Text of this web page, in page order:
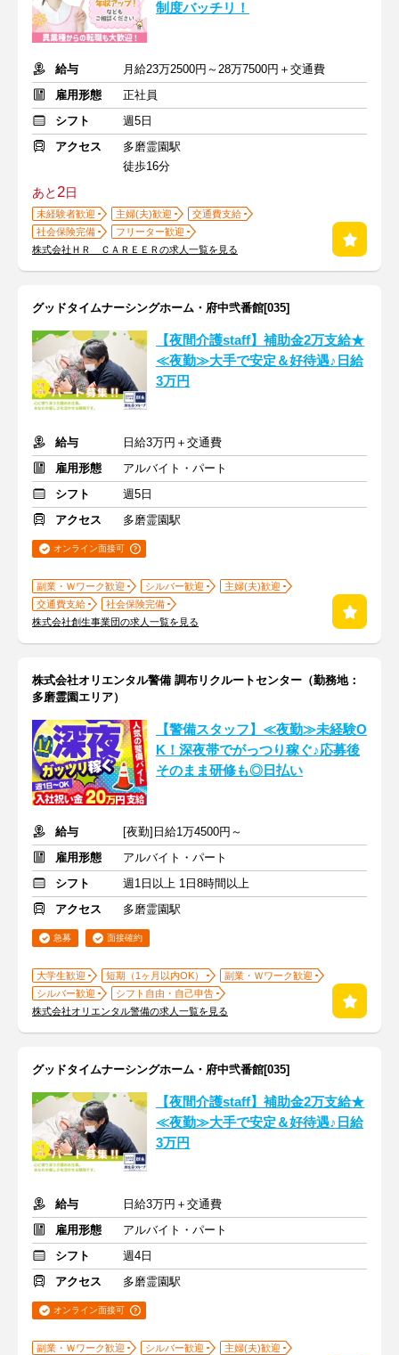
制度バッチリ！
給与
月給23万2500円～28万7500円＋交通費
雇用形態
正社員
シフト
週5日
アクセス
多磨霊園駅
徒歩16分
あと2日
未経験者歓迎 主婦(夫)歓迎
交通費支給
社会保険完備
フリーター歓迎
株式会社ＨＲ ＣＡＲＥＥＲの求人一覧を見る
グッドタイムナーシングホーム・府中弐番館[035]
【夜間介護staff】補助金2万支給★
≪夜勤≫大手で安定＆好待遇♪日給
3万円
給与
日給3万円＋交通費
雇用形態
アルバイト・パート
シフト
週5日
アクセス
多磨霊園駅
オンライン面接可
副業・Ｗワーク歓迎 シルバー歓迎
主婦(夫)歓迎
交通費支給
社会保険完備
株式会社創生事業団の求人一覧を見る
株式会社オリエンタル警備 調布リクルートセンター（勤務地：
多磨霊園エリア）
【警備スタッフ】≪夜勤≫未経験O
K！深夜帯でがっつり稼ぐ♪応募後
そのまま研修も◎日払い
給与
[夜勤]日給1万4500円～
雇用形態
アルバイト・パート
シフト
週1日以上 1日8時間以上
アクセス
多磨霊園駅
急募 面接確約
大学生歓迎 短期（1ヶ月以内OK）
副業・Ｗワーク歓迎
シルバー歓迎
シフト自由・自己申告
株式会社オリエンタル警備の求人一覧を見る
グッドタイムナーシングホーム・府中弐番館[035]
【夜間介護staff】補助金2万支給★
≪夜勤≫大手で安定＆好待遇♪日給
3万円
給与
日給3万円＋交通費
雇用形態
アルバイト・パート
シフト
週4日
アクセス
多磨霊園駅
オンライン面接可
副業・Ｗワーク歓迎 シルバー歓迎
主婦(夫)歓迎